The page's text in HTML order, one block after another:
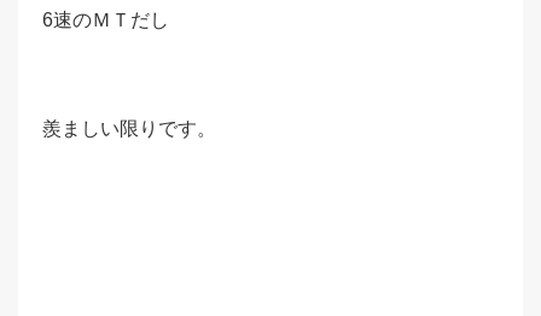
6速のＭＴだし
羨ましい限りです。